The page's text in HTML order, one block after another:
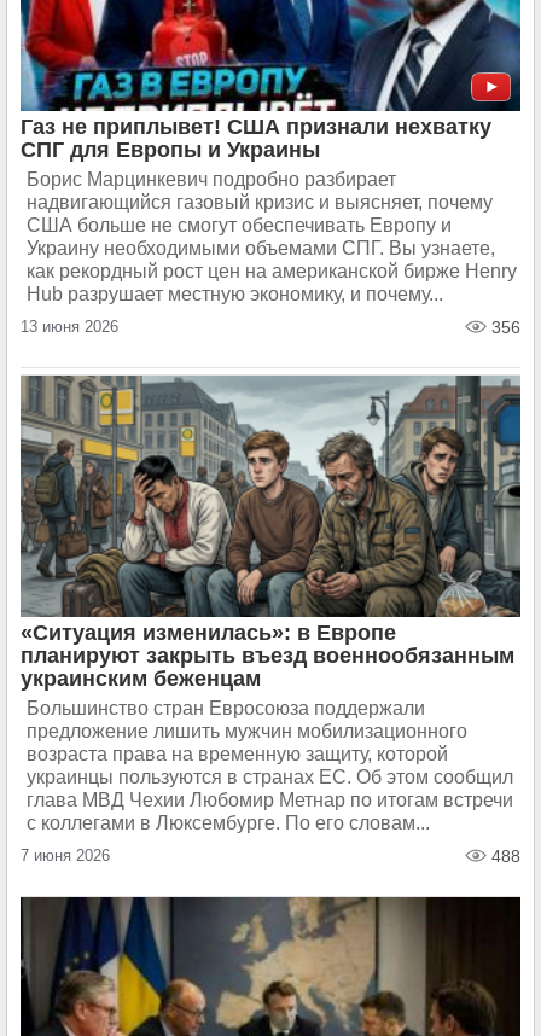
Газ не приплывет! США признали нехватку
СПГ для Европы и Украины
Борис Марцинкевич подробно разбирает
надвигающийся газовый кризис и выясняет, почему
США больше не смогут обеспечивать Европу и
Украину необходимыми объемами СПГ. Вы узнаете,
как рекордный рост цен на американской бирже Henry
Hub разрушает местную экономику, и почему...
13 июня 2026 356
«Ситуация изменилась»: в Европе
планируют закрыть въезд военнообязанным
украинским беженцам
Большинство стран Евросоюза поддержали
предложение лишить мужчин мобилизационного
возраста права на временную защиту, которой
украинцы пользуются в странах ЕС. Об этом сообщил
глава МВД Чехии Любомир Метнар по итогам встречи
с коллегами в Люксембурге. По его словам...
7 июня 2026 488